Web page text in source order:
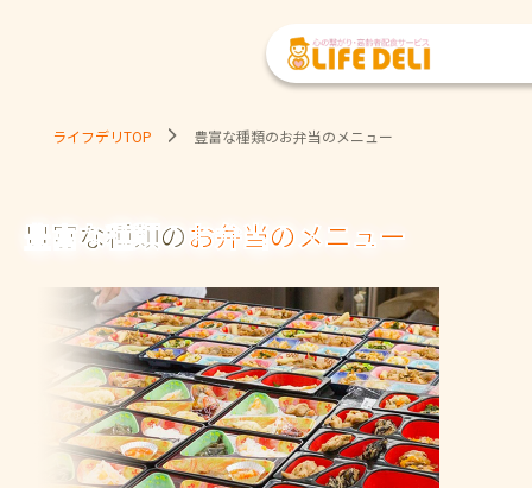
ライフデリTOP 豊富な種類のお弁当のメニュー
豊富な種類のお弁当のメニュー